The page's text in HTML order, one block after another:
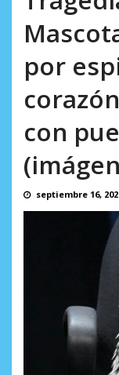
por
con
septiembre 16,